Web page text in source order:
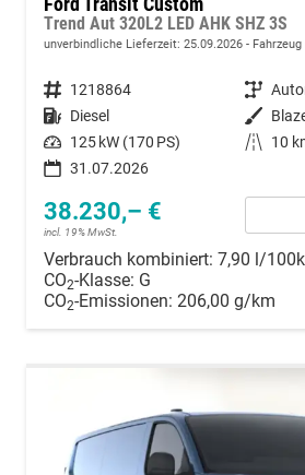
Trend Aut 320L2 LED AHK SHZ 3S
unverbindliche Lieferzeit: 25.09.2026
Fahrzeugnummer 1218864 Getriebe
Kraftstoff Diesel Außenfarbe
Leistung 125 kW (170 PS) Kilometerstand
10
31.07.2026
38.230,– €
incl. 19% MwSt.
Verbrauch kombiniert: 7,90 l/
CO2-Klasse: G
CO2-Emissionen: 206,00 g/km